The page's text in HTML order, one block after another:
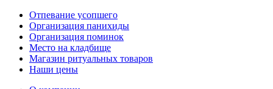
Отпевание усопшего
Организация панихиды
Организация поминок
Место на кладбище
Магазин ритуальных товаров
Наши цены